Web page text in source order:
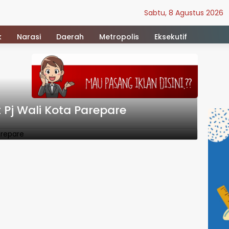
Sabtu, 8 Agustus 2026
Narasi Daerah Metropolis Eksekutif
Wali Kota Parepare